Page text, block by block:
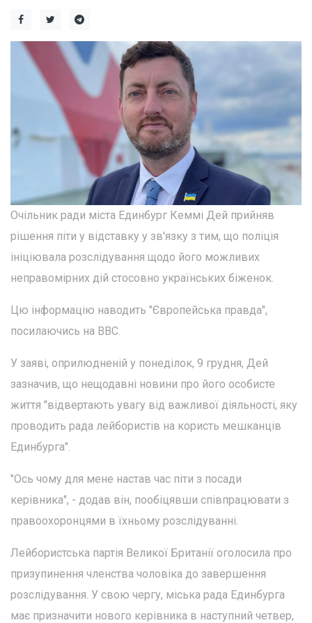
Очільник ради міста Единбург Кеммі Дей прийняв
рішення піти у відставку у зв'язку з тим, що поліція
ініціювала розслідування щодо його можливих
неправомірних дій стосовно українських біженок.
Цю інформацію наводить "Європейська правда",
посилаючись на BBC.
У заяві, оприлюдненій у понеділок, 9 грудня, Дей
зазначив, що нещодавні новини про його особисте
життя "відвертають увагу від важливої діяльності, яку
проводить рада лейбористів на користь мешканців
Единбурга".
"Ось чому для мене настав час піти з посади
керівника", - додав він, пообіцявши співпрацювати з
правоохоронцями в їхньому розслідуванні.
Лейбористська партія Великої Британії оголосила про
призупинення членства чоловіка до завершення
розслідування. У свою чергу, міська рада Единбурга
має призначити нового керівника в наступний четвер,